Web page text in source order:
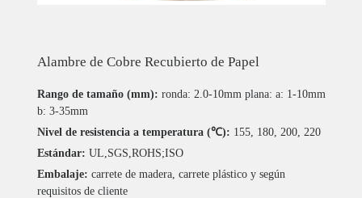
Alambre de Cobre Recubierto de Papel
Rango de tamaño (mm): ronda: 2.0-10mm plana: a: 1-10mm
b: 3-35mm
Nivel de resistencia a temperatura (℃): 155, 180, 200, 220
Estándar: UL,SGS,ROHS;ISO
Embalaje: carrete de madera, carrete plástico y según
requisitos de cliente